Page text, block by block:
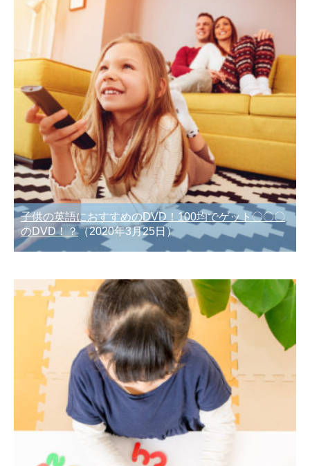
子供の英語におすすめのDVD！100均でゲット〇〇〇
のDVD！？（2020年3月25日）